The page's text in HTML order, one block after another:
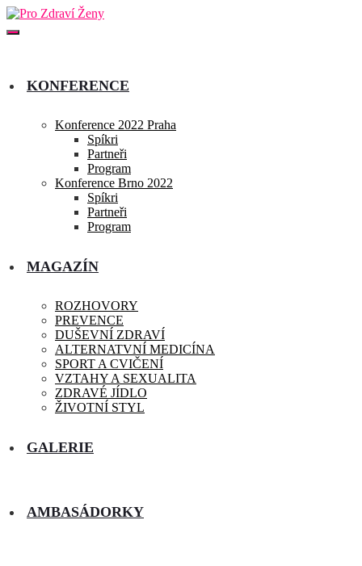
KONFERENCE
Konference 2022 Praha
Spíkri
Partneři
Program
Konference Brno 2022
Spíkri
Partneři
Program
MAGAZÍN
ROZHOVORY
PREVENCE
DUŠEVNÍ ZDRAVÍ
ALTERNATVNÍ MEDICÍNA
SPORT A CVIČENÍ
VZTAHY A SEXUALITA
ZDRAVÉ JÍDLO
ŽIVOTNÍ STYL
GALERIE
AMBASÁDORKY